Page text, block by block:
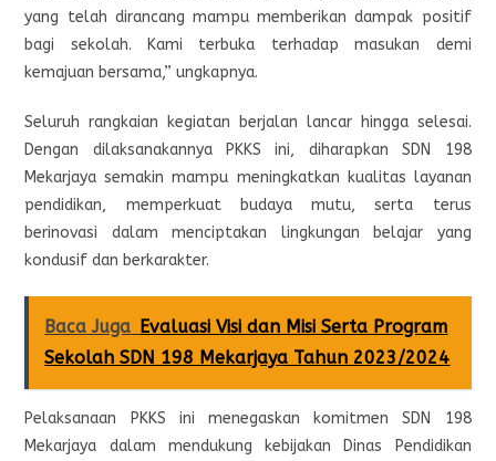
yang telah dirancang mampu memberikan dampak positif
bagi sekolah. Kami terbuka terhadap masukan demi
kemajuan bersama,” ungkapnya.
Seluruh rangkaian kegiatan berjalan lancar hingga selesai.
Dengan dilaksanakannya PKKS ini, diharapkan SDN 198
Mekarjaya semakin mampu meningkatkan kualitas layanan
pendidikan, memperkuat budaya mutu, serta terus
berinovasi dalam menciptakan lingkungan belajar yang
kondusif dan berkarakter.
Baca Juga Evaluasi Visi dan Misi Serta Program
Sekolah SDN 198 Mekarjaya Tahun 2023/2024
Pelaksanaan PKKS ini menegaskan komitmen SDN 198
Mekarjaya dalam mendukung kebijakan Dinas Pendidikan